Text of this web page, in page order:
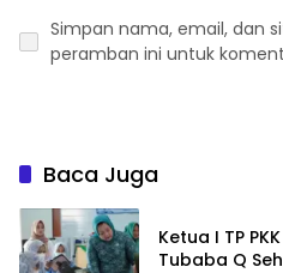
Simpan nama, email, dan
peramban ini untuk
Baca Juga
Ketua I TP
Tubaba Q